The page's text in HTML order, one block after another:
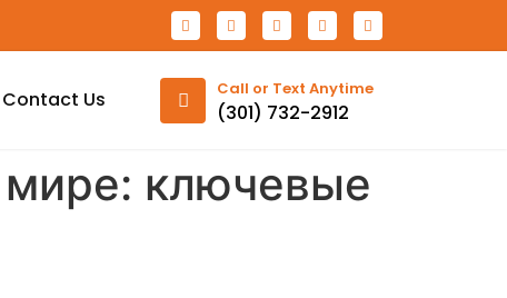
Contact Us Call or Text Anytime
(301) 732-2912
мире: ключевые